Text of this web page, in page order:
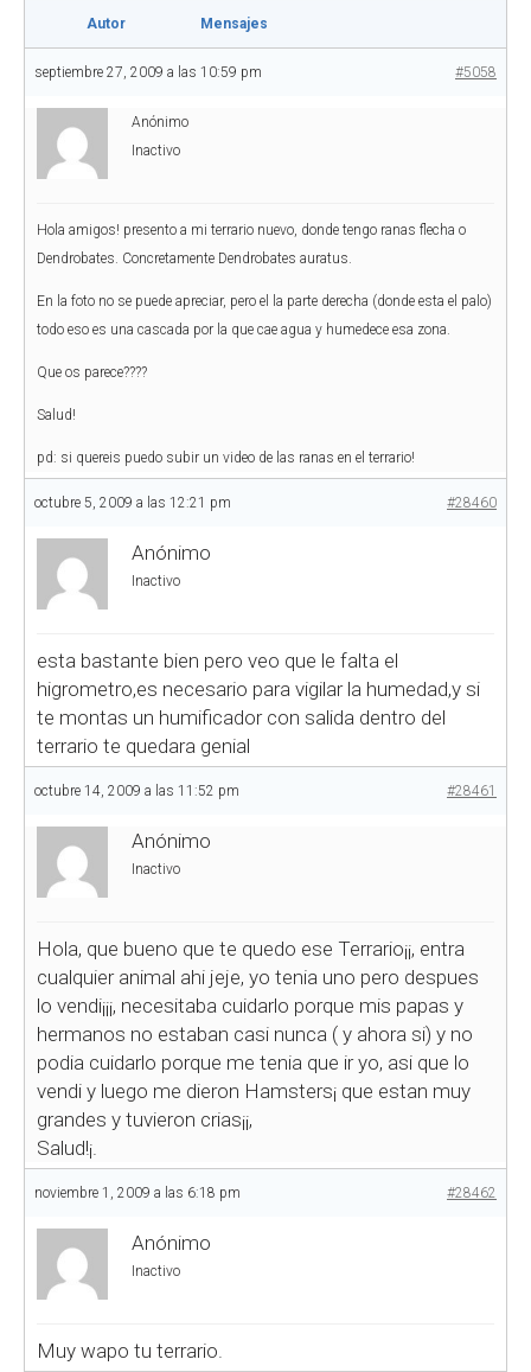
Autor Mensajes
septiembre 27, 2009 a las 10:59 pm #5058
Anónimo
Inactivo
Hola amigos! presento a mi terrario nuevo, donde tengo ranas flecha o
Dendrobates. Concretamente Dendrobates auratus.
En la foto no se puede apreciar, pero el la parte derecha (donde esta el palo)
todo eso es una cascada por la que cae agua y humedece esa zona.
Que os parece????
Salud!
pd: si quereis puedo subir un video de las ranas en el terrario!
octubre 5, 2009 a las 12:21 pm #28460
Anónimo
Inactivo
esta bastante bien pero veo que le falta el
higrometro,es necesario para vigilar la humedad,y si
te montas un humificador con salida dentro del
terrario te quedara genial
octubre 14, 2009 a las 11:52 pm #28461
Anónimo
Inactivo
Hola, que bueno que te quedo ese Terrario¡¡, entra
cualquier animal ahi jeje, yo tenia uno pero despues
lo vendi¡¡¡, necesitaba cuidarlo porque mis papas y
hermanos no estaban casi nunca ( y ahora si) y no
podia cuidarlo porque me tenia que ir yo, asi que lo
vendi y luego me dieron Hamsters¡ que estan muy
grandes y tuvieron crias¡¡,
Salud!¡.
noviembre 1, 2009 a las 6:18 pm #28462
Anónimo
Inactivo
Muy wapo tu terrario.